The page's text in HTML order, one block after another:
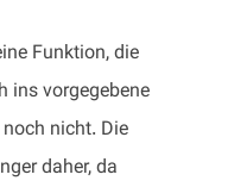
Funktion, die
ins vorgegebene
nicht. Die
daher, da